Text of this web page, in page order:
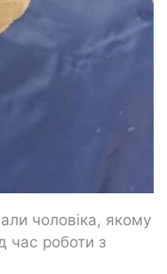
чоловіка, якому
час роботи з